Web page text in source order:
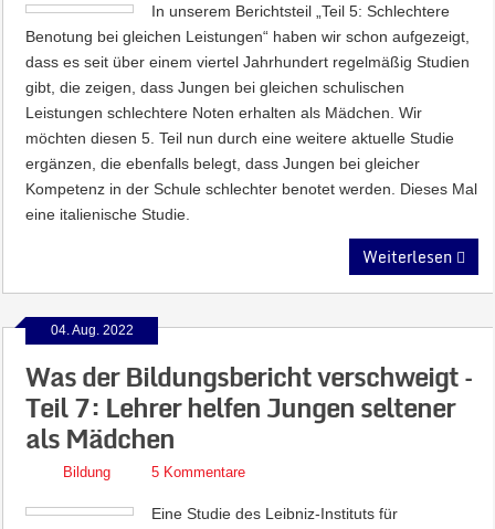
In unserem Berichtsteil „Teil 5: Schlechtere
Benotung bei gleichen Leistungen“ haben wir schon aufgezeigt,
dass es seit über einem viertel Jahrhundert regelmäßig Studien
gibt, die zeigen, dass Jungen bei gleichen schulischen
Leistungen schlechtere Noten erhalten als Mädchen. Wir
möchten diesen 5. Teil nun durch eine weitere aktuelle Studie
ergänzen, die ebenfalls belegt, dass Jungen bei gleicher
Kompetenz in der Schule schlechter benotet werden. Dieses Mal
eine italienische Studie.
Weiterlesen
04. Aug. 2022
Was der Bildungsbericht verschweigt –
Teil 7: Lehrer helfen Jungen seltener
als Mädchen
Bildung 5 Kommentare
Eine Studie des Leibniz-Instituts für